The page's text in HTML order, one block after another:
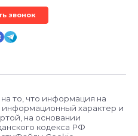
звонок
то, что информация на
характер и
на основании
кодекса РФ